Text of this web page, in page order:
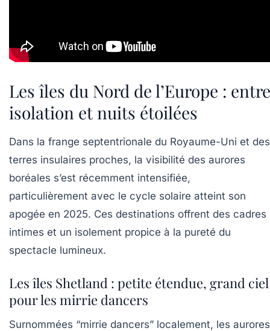
Les îles du Nord de l’Europe : entre
isolation et nuits étoilées
Dans la frange septentrionale du Royaume-Uni et des
terres insulaires proches, la visibilité des aurores
boréales s’est récemment intensifiée,
particulièrement avec le cycle solaire atteint son
apogée en 2025. Ces destinations offrent des cadres
intimes et un isolement propice à la pureté du
spectacle lumineux.
Les îles Shetland : petite étendue, grand ciel
pour les mirrie dancers
Surnommées “mirrie dancers” localement, les aurores